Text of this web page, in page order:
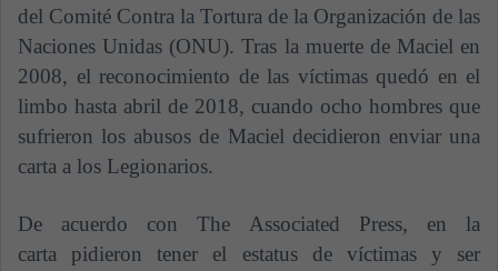
del Comité Contra la Tortura de la Organización de las
Naciones Unidas (ONU). Tras la muerte de Maciel en
2008, el reconocimiento de las víctimas quedó en el
limbo hasta abril de 2018, cuando ocho hombres que
sufrieron los abusos de Maciel decidieron enviar una
carta a los Legionarios.
De acuerdo con The Associated Press, en la
carta pidieron tener el estatus de víctimas y ser